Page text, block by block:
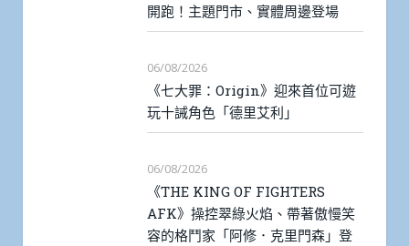
開跑！主題門市、實體周邊登場
06/08/2026
《七大罪：Origin》迎來首位可遊
玩十誡角色「德里艾利」
06/08/2026
《THE KING OF FIGHTERS
AFK》操控翠綠火焰、帶著傲慢笑
容的格鬥家「阿修．克里門森」登